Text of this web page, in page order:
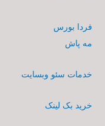
فردا بورس
مه پاش
خدمات سئو وبسایت
خرید بک لینک